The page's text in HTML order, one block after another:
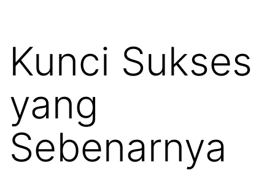
Kunci Sukses
yang
Sebenarnya